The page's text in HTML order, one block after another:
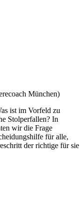
München)
ist im Vorfeld zu
Stolperfallen? In
wir die Frage
für alle,
der richtige für sie